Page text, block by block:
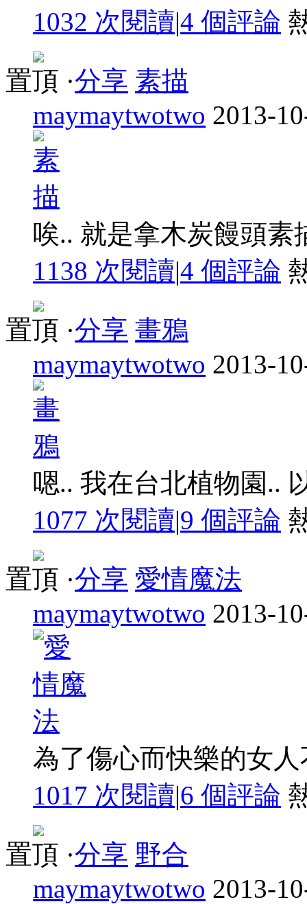
1032 次閱讀|4 個評論
置頂 ·分享 素描
maymaytwotwo 2013-
唉.. 就是拿木炭饅頭素
1138 次閱讀|4 個評論
置頂 ·分享 畫鴉
maymaytwotwo 2013-
嗯.. 我在台北植物園..
1077 次閱讀|9 個評論
置頂 ·分享 愛情魔法
maymaytwotwo 2013-
為了傷心而快樂的女人
1017 次閱讀|6 個評論
置頂 ·分享 野合
maymaytwotwo 2013-